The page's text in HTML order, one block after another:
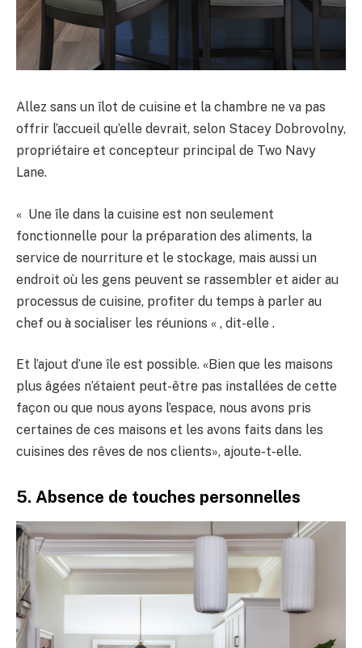
Allez sans un îlot de cuisine et la chambre ne va pas
offrir l’accueil qu’elle devrait, selon Stacey Dobrovolny,
propriétaire et concepteur principal de Two Navy
Lane.
« Une île dans la cuisine est non seulement
fonctionnelle pour la préparation des aliments, la
service de nourriture et le stockage, mais aussi un
endroit où les gens peuvent se rassembler et aider au
processus de cuisine, profiter du temps à parler au
chef ou à socialiser les réunions « , dit-elle .
Et l’ajout d’une île est possible. «Bien que les maisons
plus âgées n’étaient peut-être pas installées de cette
façon ou que nous ayons l’espace, nous avons pris
certaines de ces maisons et les avons faits dans les
cuisines des rêves de nos clients», ajoute-t-elle.
5. Absence de touches personnelles